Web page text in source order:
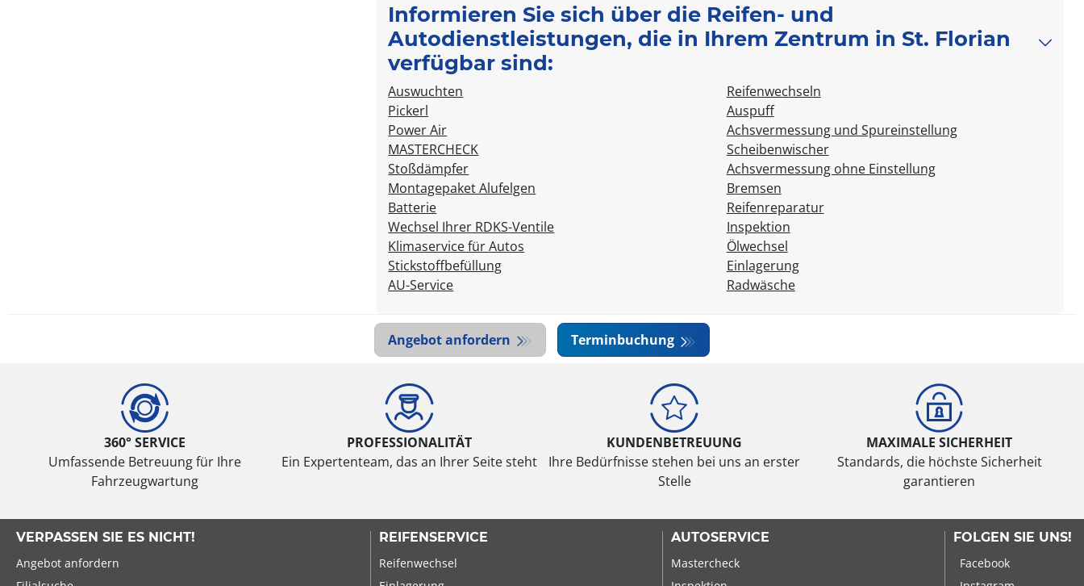
Informieren Sie sich über die Reifen- und
Autodienstleistungen, die in Ihrem Zentrum in St. Florian
verfügbar sind:
Auswuchten
Pickerl
Power Air
MASTERCHECK
Stoßdämpfer
Montagepaket Alufelgen
Batterie
Wechsel Ihrer RDKS-Ventile
Klimaservice für Autos
Stickstoffbefüllung
AU-Service
Reifenwechseln
Auspuff
Achsvermessung und Spureinstellung
Scheibenwischer
Achsvermessung ohne Einstellung
Bremsen
Reifenreparatur
Inspektion
Ölwechsel
Einlagerung
Radwäsche
Angebot anfordern Terminbuchung
360° SERVICE
Umfassende Betreuung für Ihre
Fahrzeugwartung
PROFESSIONALITÄT
Ein Expertenteam, das an Ihrer Seite steht
KUNDENBETREUUNG
Ihre Bedürfnisse stehen bei uns an erster
Stelle
MAXIMALE SICHERHEIT
Standards, die höchste Sicherheit
garantieren
VERPASSEN SIE ES NICHT!
Angebot anfordern
REIFENSERVICE
Reifenwechsel
AUTOSERVICE
Mastercheck
FOLGEN SIE UNS!
Facebook